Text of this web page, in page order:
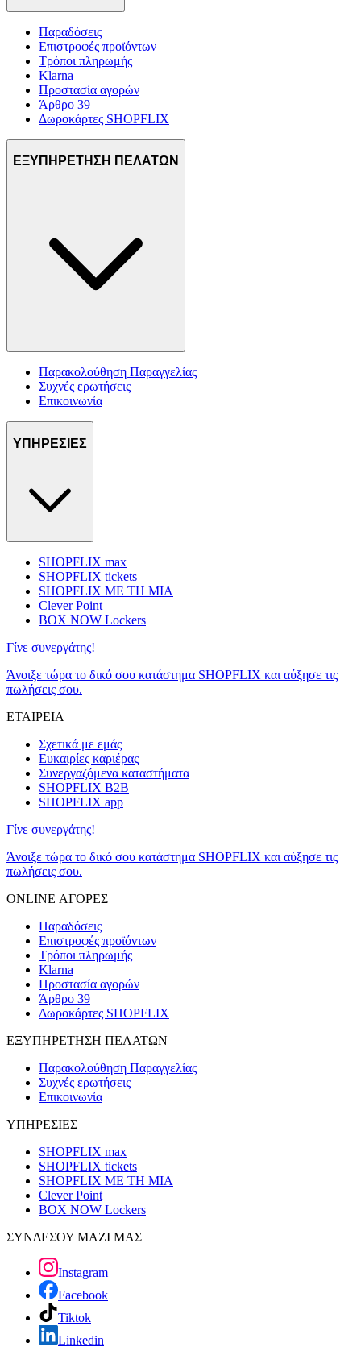
Παραδόσεις
Επιστροφές προϊόντων
Τρόποι πληρωμής
Klarna
Προστασία αγορών
Άρθρο 39
Δωροκάρτες SHOPFLIX
ΕΞΥΠΗΡΕΤΗΣΗ ΠΕΛΑΤΩΝ
Παρακολούθηση Παραγγελίας
Συχνές ερωτήσεις
Επικοινωνία
ΥΠΗΡΕΣΙΕΣ
SHOPFLIX max
SHOPFLIX tickets
SHOPFLIX ΜΕ ΤΗ ΜΙΑ
Clever Point
BOX NOW Lockers
Γίνε συνεργάτης!
Άνοιξε τώρα το δικό σου κατάστημα SHOPFLIX και αύξησε τις
πωλήσεις σου.
ΕΤΑΙΡΕΙΑ
Σχετικά με εμάς
Ευκαιρίες καριέρας
Συνεργαζόμενα καταστήματα
SHOPFLIX B2B
SHOPFLIX app
Γίνε συνεργάτης!
Άνοιξε τώρα το δικό σου κατάστημα SHOPFLIX και αύξησε τις
πωλήσεις σου.
ONLINE ΑΓΟΡΕΣ
Παραδόσεις
Επιστροφές προϊόντων
Τρόποι πληρωμής
Klarna
Προστασία αγορών
Άρθρο 39
Δωροκάρτες SHOPFLIX
ΕΞΥΠΗΡΕΤΗΣΗ ΠΕΛΑΤΩΝ
Παρακολούθηση Παραγγελίας
Συχνές ερωτήσεις
Επικοινωνία
ΥΠΗΡΕΣΙΕΣ
SHOPFLIX max
SHOPFLIX tickets
SHOPFLIX ΜΕ ΤΗ ΜΙΑ
Clever Point
BOX NOW Lockers
ΣΥΝΔΕΣΟΥ ΜΑΖΙ ΜΑΣ
Instagram
Facebook
Tiktok
Linkedin